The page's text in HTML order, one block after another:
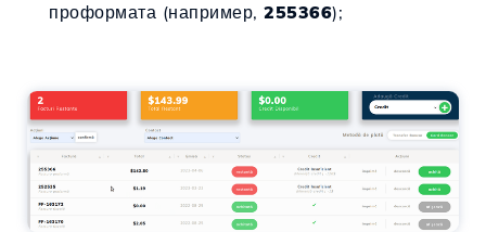
проформата (например, 255366);